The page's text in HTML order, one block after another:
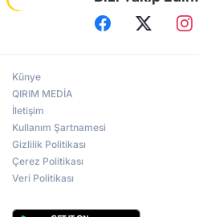
Künye
QIRIM MEDİA
İletişim
Kullanım Şartnamesi
Gizlilik Politikası
Çerez Politikası
Veri Politikası